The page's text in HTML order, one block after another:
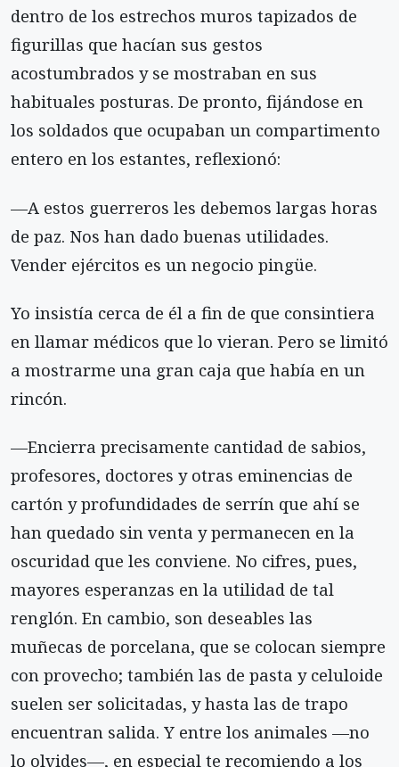
dentro de los estrechos muros tapizados de
figurillas que hacían sus gestos
acostumbrados y se mostraban en sus
habituales posturas. De pronto, fijándose en
los soldados que ocupaban un compartimento
entero en los estantes, reflexionó:
—A estos guerreros les debemos largas horas
de paz. Nos han dado buenas utilidades.
Vender ejércitos es un negocio pingüe.
Yo insistía cerca de él a fin de que consintiera
en llamar médicos que lo vieran. Pero se limitó
a mostrarme una gran caja que había en un
rincón.
—Encierra precisamente cantidad de sabios,
profesores, doctores y otras eminencias de
cartón y profundidades de serrín que ahí se
han quedado sin venta y permanecen en la
oscuridad que les conviene. No cifres, pues,
mayores esperanzas en la utilidad de tal
renglón. En cambio, son deseables las
muñecas de porcelana, que se colocan siempre
con provecho; también las de pasta y celuloide
suelen ser solicitadas, y hasta las de trapo
encuentran salida. Y entre los animales —no
lo olvides—, en especial te recomiendo a los